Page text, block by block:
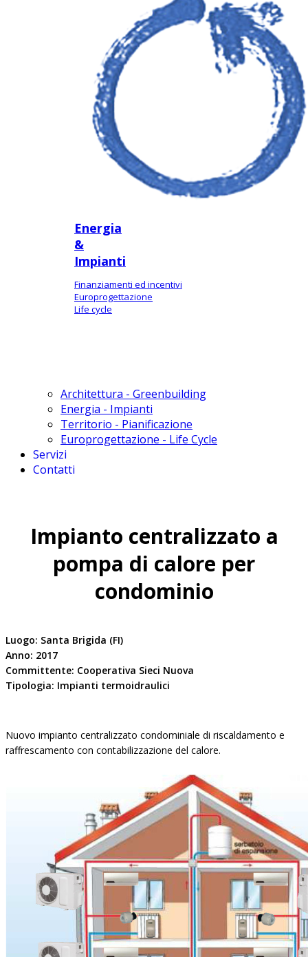
Energia
&
Impianti
Finanziamenti ed incentivi
Europrogettazione
Life cycle
Architettura - Greenbuilding
Energia - Impianti
Territorio - Pianificazione
Europrogettazione - Life Cycle
Servizi
Contatti
Impianto centralizzato a
pompa di calore per
condominio
Luogo: Santa Brigida (FI)
Anno: 2017
Committente: Cooperativa Sieci Nuova
Tipologia: Impianti termoidraulici
Nuovo impianto centralizzato condominiale di riscaldamento e
raffrescamento con contabilizzazione del calore.